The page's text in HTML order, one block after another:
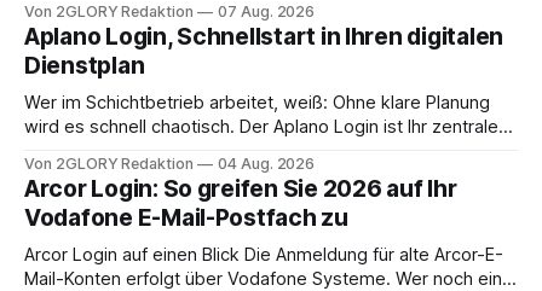
erledigen? Die kurze Antwort: Bei einfachen
Einkommensverhältnissen reicht häufig eine Steuersoftware
aus – sobald jedoch mehrere Einkunftsarten
zusammentreffen oder größere finanzielle Veränderungen
anstehen, zahlt sich professionelle Unterstützung meist
Von 2GLORY Redaktion 07 Aug. 2026
Aplano Login, Schnellstart in Ihren digitalen
Dienstplan
Wer im Schichtbetrieb arbeitet, weiß: Ohne klare Planung
wird es schnell chaotisch. Der Aplano Login ist Ihr zentraler
abwesenheiten und die gesamte kommunikation rund um
Ihr personal digital zu organisieren. In diesem Leitfaden
erfahren Sie alles, was Sie für einen reibungslosen Einstieg
brauchen, von der Registrierung
Von 2GLORY Redaktion 04 Aug. 2026
Arcor Login: So greifen Sie 2026 auf Ihr
Vodafone E-Mail-Postfach zu
Arcor Login auf einen Blick Die Anmeldung für alte Arcor-E-
Mail-Konten erfolgt über Vodafone Systeme. Wer noch eine